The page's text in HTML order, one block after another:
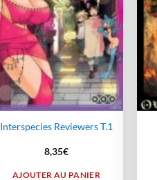
Interspecies Reviewers T.1
8,35€
AJOUTER AU PANIER